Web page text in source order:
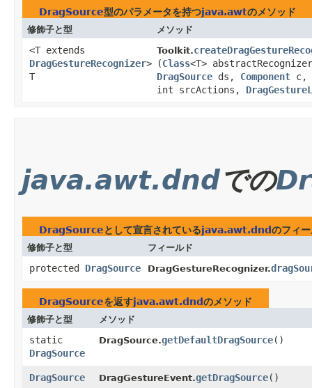
DragSource型のパラメータを持つjava.awtのメソッド
修飾子と型 メソッド
<T extends
DragGestureRecognizer>
T
Toolkit.
(Class<T>
DragSource ds, Component c,
int srcActions,
java.awt.dndでの
DragSourceとして宣言されているjava.awt.dndのフィ
修飾子と型 フィールド
protected DragSource DragGestureRecognizer.
DragSourceを返すjava.awt.dndのメソッド
修飾子と型 メソッド
static
DragSource
DragSource.getDefaultDragSource()
DragSource DragGestureEvent.getDragSource()